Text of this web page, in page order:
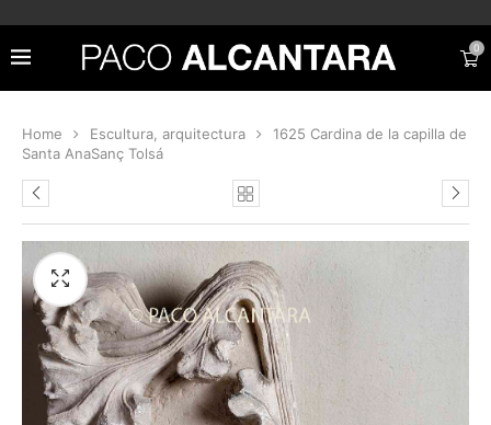
0
Home Escultura, arquitectura
1625 Cardina de la capilla de
Santa AnaSanç Tolsá